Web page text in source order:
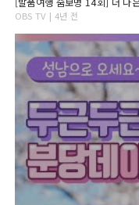
OBS TV | 4년 전